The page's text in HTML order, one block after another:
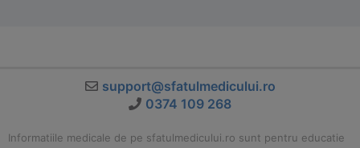
support@sfatulmedicului.ro
0374 109 268
Informatiile medicale de pe sfatulmedicului.ro sunt pentru educatie